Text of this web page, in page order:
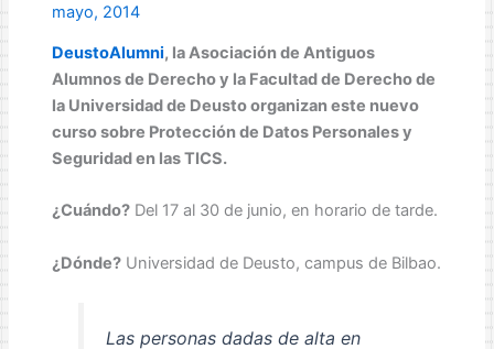
mayo, 2014
DeustoAlumni, la Asociación de Antiguos
Alumnos de Derecho y la Facultad de Derecho de
la Universidad de Deusto organizan este nuevo
curso sobre Protección de Datos Personales y
Seguridad en las TICS.
¿Cuándo?Del 17 al 30 de junio, en horario de tarde.
¿Dónde?Universidad de Deusto, campus de Bilbao.
Las personas dadas de alta en